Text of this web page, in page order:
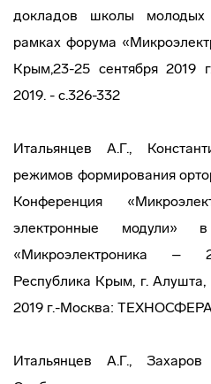
докладов школы
рамках форума
Крым,23-25 сентября
2019. - c.326-332
Итальянцев А.Г.,
режимов формирования
Конференция
электронные
«Микроэлектроника –
Республика Крым, г.
2019 г.-Москва:
Итальянцев А.Г.,